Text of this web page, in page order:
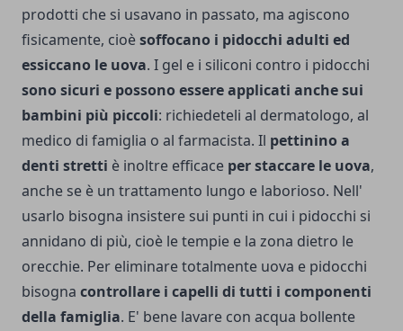
prodotti che si usavano in passato, ma agiscono
fisicamente, cioèsoffocano i pidocchi adulti ed
essiccano le uova. I gel e i siliconi contro i pidocchi
sono sicuri e possono essere applicati anche sui
bambini più piccoli: richiedeteli al dermatologo, al
medico di famiglia o al farmacista. Il pettinino a
denti stretti è inoltre efficace per staccare le uova,
anche se è un trattamento lungo e laborioso. Nell'
usarlo bisogna insistere sui punti in cui i pidocchi si
annidano di più, cioè le tempie e la zona dietro le
orecchie. Per eliminare totalmente uova e pidocchi
bisogna controllare i capelli di tutti i componenti
della famiglia. E' bene lavare con acqua bollente